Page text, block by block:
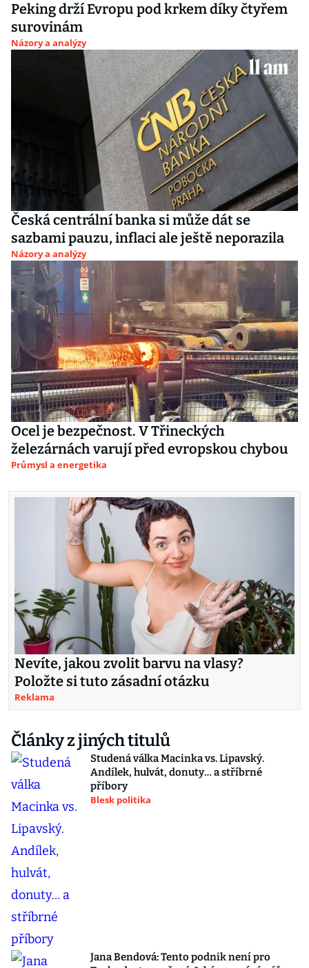
Peking drží Evropu pod krkem díky čtyřem
surovinám
Názory a analýzy
Česká centrální banka si může dát se
sazbami pauzu, inflaci ale ještě neporazila
Názory a analýzy
Ocel je bezpečnost. V Třineckých
železárnách varují před evropskou chybou
Průmysl a energetika
Nevíte, jakou zvolit barvu na vlasy?
Položte si tuto zásadní otázku
Reklama
Články z jiných titulů
Studená válka Macinka vs. Lipavský.
Andílek, hulvát, donuty… a stříbrné
příbory
Blesk politika
Jana Bendová: Tento podnik není pro